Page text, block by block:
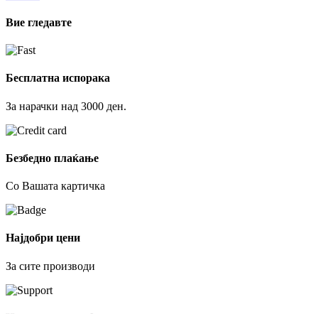
Вие гледавте
Бесплатна испорака
За нарачки над 3000 ден.
Безбедно плаќање
Со Вашата картичка
Најдобри цени
За сите производи